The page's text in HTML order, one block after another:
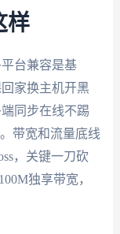
样
台兼容是基
家换主机开黑
同步在线不踢
带宽和流量底线
，关键一刀砍
独享带宽，